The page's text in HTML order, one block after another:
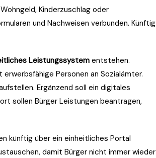
Kinderzuschlag oder
und Nachweisen verbunden. Künftig
Leistungssystem entstehen.
Personen an Sozialämter.
Ergänzend soll ein digitales
sollen Bürger Leistungen beantragen,
künftig über ein einheitliches Portal
damit Bürger nicht immer wieder